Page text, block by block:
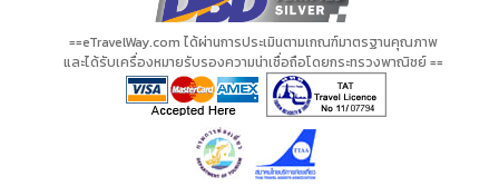
==eTravelWay.com ได้ผ่านการประเมินตามเกณฑ์มาตรฐานคุณภาพ
และได้รับเครื่องหมายรับรองความน่าเชื่อถือโดยกระทรวงพาณิชย์ ==